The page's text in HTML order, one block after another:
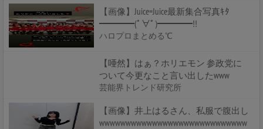
【画像】Juice=Juice最新集合写真ｷﾀ
━━━━(ﾟ∀ﾟ)━━━━!!
ハロプロまとめる℃
【唖然】はぁ？ホリエモン 参政党に
ついて今更なこと言い出したwww
芸能界トレンド研究所
【画像】井上はるさん、私服で腹出し
wwwwwwwwwwwwwwwwwwwwwwwwwwww